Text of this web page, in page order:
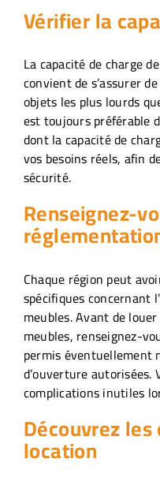
Vérifier la
La capacité de charge
convient de s’assurer
objets les plus lourds
est toujours préférable
dont la capacité de
vos besoins réels, afin
sécurité.
Renseignez-
Chaque région peut
spécifiques concernant
meubles. Avant de
meubles, renseignez-
permis éventuellement
d’ouverture autorisées.
complications inutiles
Découvrez
location